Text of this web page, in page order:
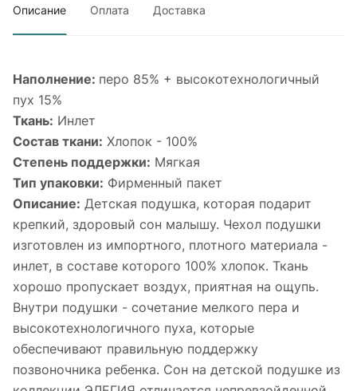
Описание Оплата Доставка
Наполнение: перо 85% + высокотехнологичный
пух 15%
Ткань: Инлет
Состав ткани: Хлопок - 100%
Степень поддержки: Мягкая
Тип упаковки: Фирменный пакет
Описание: Детская подушка, которая подарит
крепкий, здоровый сон малышу. Чехол подушки
изготовлен из импортного, плотного материала -
инлет, в составе которого 100% хлопок. Ткань
хорошо пропускает воздух, приятная на ощупь.
Внутри подушки - сочетание мелкого пера и
высокотехнологичного пуха, которые
обеспечивают правильную поддержку
позвоночника ребенка. Сон на детской подушке из